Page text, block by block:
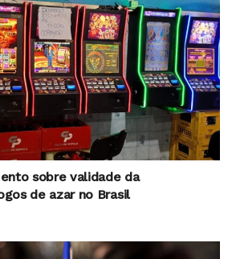
sobre validade da
de azar no Brasil